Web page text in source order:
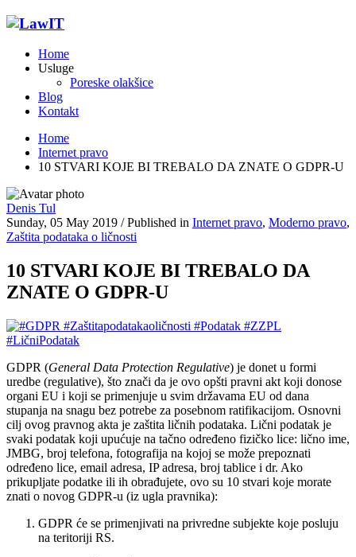
Home
Usluge
Poreske olakšice
Blog
Kontakt
Home
Internet pravo
10 STVARI KOJE BI TREBALO DA ZNATE O GDPR-U
Denis Tul
Sunday, 05 May 2019 /Published in Internet pravo, Moderno pravo,
Zaštita podataka o ličnosti
10 STVARI KOJE BI TREBALO DA
ZNATE O GDPR-U
GDPR (General Data Protection Regulative) je donet u formi
uredbe (regulative), što znači da je ovo opšti pravni akt koji donose
organi EU i koji se primenjuje u svim državama EU od dana
stupanja na snagu bez potrebe za posebnom ratifikacijom. Osnovni
cilj ovog pravnog akta je zaštita ličnih podataka. Lični podatak je
svaki podatak koji upućuje na tačno određeno fizičko lice: lično ime,
JMBG, broj telefona, fotografija na kojoj se može prepoznati
određeno lice, email adresa, IP adresa, broj tablice i dr. Ako
prikupljate podatke ili ih obrađujete, ovo su 10 stvari koje morate
znati o novog GDPR-u (iz ugla pravnika):
GDPR će se primenjivati na privredne subjekte koje posluju
na teritoriji RS.